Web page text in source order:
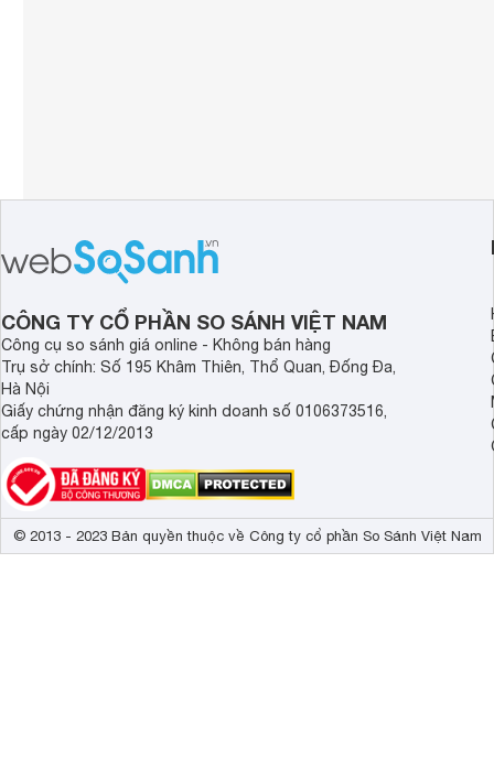
CÔNG TY CỔ PHẦN SO SÁNH VIỆT NAM
Công cụ so sánh giá online - Không bán hàng
Trụ sở chính: Số 195 Khâm Thiên, Thổ Quan, Đống Đa,
Hà Nội
Giấy chứng nhận đăng ký kinh doanh số 0106373516,
cấp ngày 02/12/2013
© 2013 - 2023 Bản quyền thuộc về Công ty cổ phần So Sánh Việt Nam